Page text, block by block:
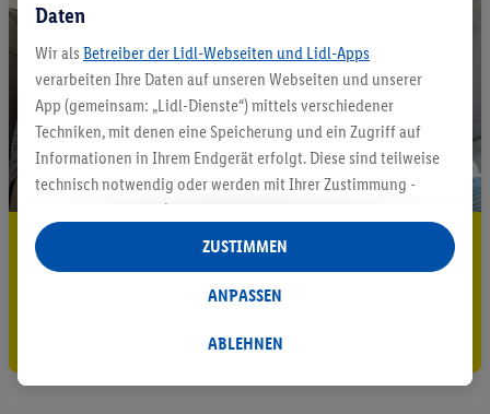
5.95 € Versand sparen³²ᵃ
Gutschein sichern!
Daten
Wir als Betreiber der Lidl-Webseiten und Lidl-Apps
verarbeiten Ihre Daten auf unseren Webseiten und unserer
App (gemeinsam: „Lidl-Dienste“) mittels verschiedener
Techniken, mit denen eine Speicherung und ein Zugriff auf
Informationen in Ihrem Endgerät erfolgt. Diese sind teilweise
technisch notwendig oder werden mit Ihrer Zustimmung -
auch durch Partner (u.a.
Verantwortliche; im Zusammenhang mit dem IAB TCF
insgesamt
Statistik-Erstellung oder für personalisierte Werbung
Datenverarbeitungen für personalisierte Werbung werden
ABLEHNEN
ANPASSEN
ZUSTIMMEN